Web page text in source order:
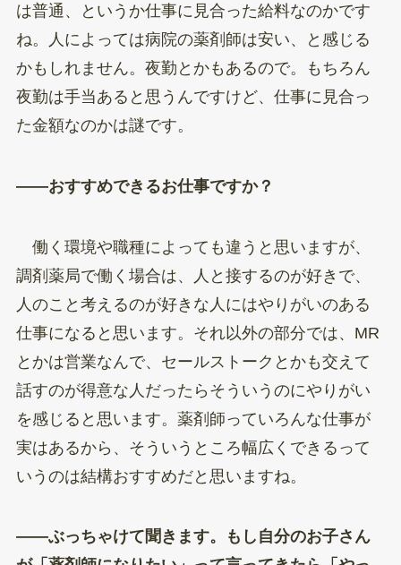
は普通、というか仕事に見合った給料なのかです
ね。人によっては病院の薬剤師は安い、と感じる
かもしれません。夜勤とかもあるので。もちろん
夜勤は手当あると思うんですけど、仕事に見合っ
た金額なのかは謎です。
——おすすめできるお仕事ですか？
働く環境や職種によっても違うと思いますが、
調剤薬局で働く場合は、人と接するのが好きで、
人のこと考えるのが好きな人にはやりがいのある
仕事になると思います。それ以外の部分では、MR
とかは営業なんで、セールストークとかも交えて
話すのが得意な人だったらそういうのにやりがい
を感じると思います。薬剤師っていろんな仕事が
実はあるから、そういうところ幅広くできるって
いうのは結構おすすめだと思いますね。
——ぶっちゃけて聞きます。もし自分のお子さん